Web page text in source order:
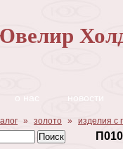
о нас новости
» золото » изделия с
П010